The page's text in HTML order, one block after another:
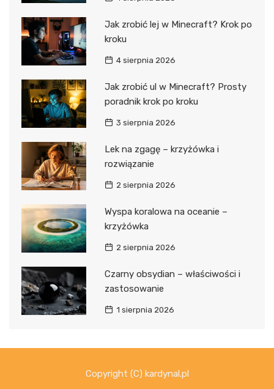
Jak zrobić lej w Minecraft? Krok po
kroku
4 sierpnia 2026
Jak zrobić ul w Minecraft? Prosty
poradnik krok po kroku
3 sierpnia 2026
Lek na zgagę – krzyżówka i
rozwiązanie
2 sierpnia 2026
Wyspa koralowa na oceanie –
krzyżówka
2 sierpnia 2026
Czarny obsydian – właściwości i
zastosowanie
1 sierpnia 2026
Copyright (C) kardynal.pl